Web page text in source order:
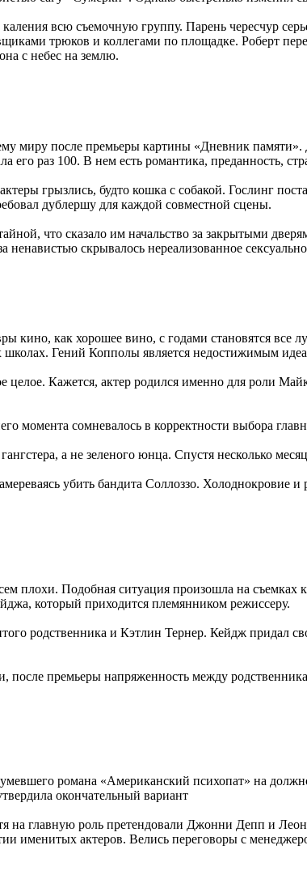
всю съемочную группу. Парень чересчур
трюков и коллегами по площадке. Роберт
с небес на землю.
после премьеры картины «Дневник памяти».
раз 100. В нем есть романтика, преданность,
грызлись, будто кошка с собакой. Гослинг
дублершу для каждой совместной сцены.
что сказало им начальство за закрытыми
скрывалось нереализованное
кино, как хорошее вино, с годами становятся
Гений Копполы является недостижимым
целое. Кажется, актер родился именно для роли
момента сомневалось в корректности выбора
а не зеленого юнца. Спустя несколько
убить бандита Соллоззо.
плохи. Подобная ситуация произошла на
который приходится племянником режиссеру.
родственника и Кэтлин Тернер. Кейдж придал
после премьеры напряженность между
романа «Американский психопат» на
окончательный вариант
на главную роль претендовали Джонни Депп и
именитых актеров. Велись переговоры с